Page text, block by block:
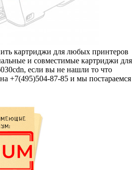
картриджи для любых принтеров
и совместимые картриджи для
если вы не нашли то что
+7(495)504-87-85 и мы постараемся